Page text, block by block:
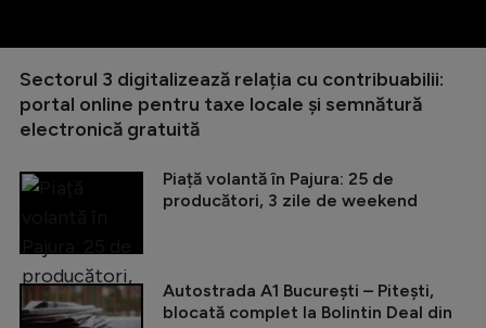
Sectorul 3 digitalizează relația cu contribuabilii:
portal online pentru taxe locale și semnătură
electronică gratuită
Piață volantă în Pajura: 25 de
producători, 3 zile de weekend
Autostrada A1 București – Pitești,
blocată complet la Bolintin Deal din